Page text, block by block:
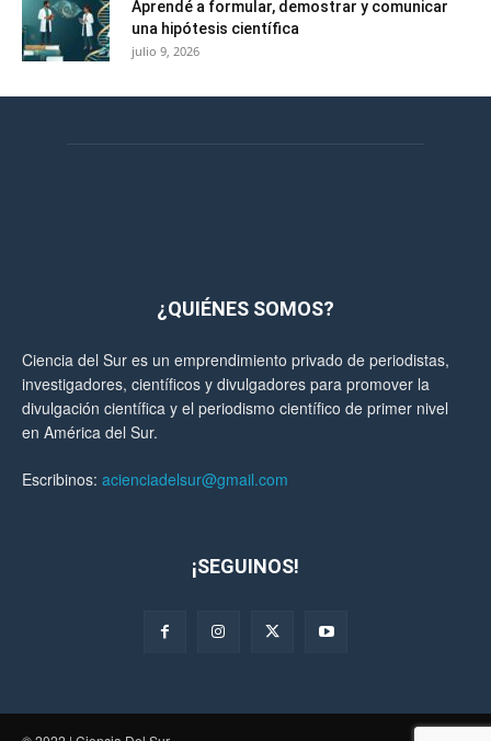
Aprendé a formular, demostrar y comunicar
una hipótesis científica
julio 9, 2026
¿QUIÉNES SOMOS?
Ciencia del Sur es un emprendimiento privado de periodistas,
investigadores, científicos y divulgadores para promover la
divulgación científica y el periodismo científico de primer nivel
en América del Sur.
Escribinos: acienciadelsur@gmail.com
¡SEGUINOS!